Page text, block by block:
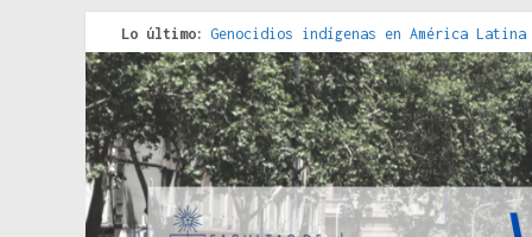
Lo último: Genocidios indígenas en América
Estudios sobre la espacialización de
Donde el pedernal choca con el
Criterios técnicos para una vivienda
Red de consultorios de la Caja del